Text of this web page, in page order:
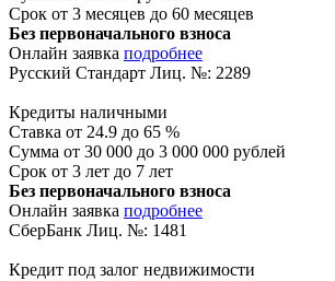
Срок от 3 месяцев до 60 месяцев
Без первоначального взноса
Онлайн заявка подробнее
Русский Стандарт Лиц. №: 2289
Кредиты наличными
Ставка от 24.9 до 65 %
Сумма от 30 000 до 3 000 000 рублей
Срок от 3 лет до 7 лет
Без первоначального взноса
Онлайн заявка подробнее
СберБанк Лиц. №: 1481
Кредит под залог недвижимости